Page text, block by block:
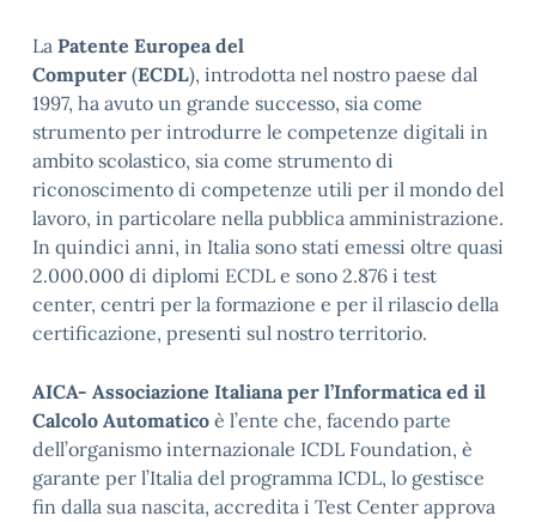
La Patente Europea del
Computer (ECDL), introdotta nel nostro paese dal
1997, ha avuto un grande successo, sia come
strumento per introdurre le competenze digitali in
ambito scolastico, sia come strumento di
riconoscimento di competenze utili per il mondo del
lavoro, in particolare nella pubblica amministrazione.
In quindici anni, in Italia sono stati emessi oltre quasi
2.000.000 di diplomi ECDL e sono 2.876 i test
center, centri per la formazione e per il rilascio della
certificazione, presenti sul nostro territorio.
AICA- Associazione Italiana per l’Informatica ed il
Calcolo Automatico è l’ente che, facendo parte
dell’organismo internazionale ICDL Foundation, è
garante per l’Italia del programma ICDL, lo gestisce
fin dalla sua nascita, accredita i Test Center approva